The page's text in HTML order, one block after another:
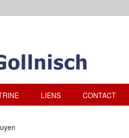
LIENS CONTACT